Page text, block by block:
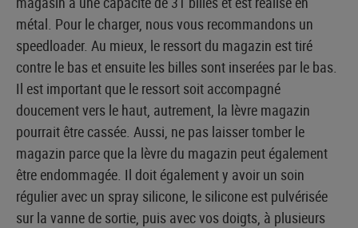
métal. Pour le charger, nous vous recommandons un
speedloader. Au mieux, le ressort du magazin est tiré
contre le bas et ensuite les billes sont inserées par le bas.
Il est important que le ressort soit accompagné
doucement vers le haut, autrement, la lèvre magazin
pourrait être cassée. Aussi, ne pas laisser tomber le
magazin parce que la lèvre du magazin peut également
être endommagée. Il doit également y avoir un soin
régulier avec un spray silicone, le silicone est pulvérisée
sur la vanne de sortie, puis avec vos doigts, à plusieurs